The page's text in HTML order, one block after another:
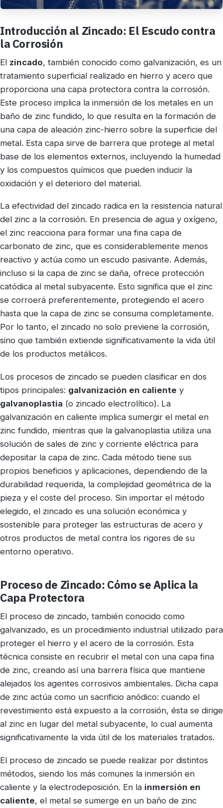
Introducción al Zincado: El Escudo contra
la Corrosión
El zincado, también conocido como galvanización, es un
tratamiento superficial realizado en hierro y acero que
proporciona una capa protectora contra la corrosión.
Este proceso implica la inmersión de los metales en un
baño de zinc fundido, lo que resulta en la formación de
una capa de aleación zinc-hierro sobre la superficie del
metal. Esta capa sirve de barrera que protege al metal
base de los elementos externos, incluyendo la humedad
y los compuestos químicos que pueden inducir la
oxidación y el deterioro del material.
La efectividad del zincado radica en la resistencia natural
del zinc a la corrosión. En presencia de agua y oxígeno,
el zinc reacciona para formar una fina capa de
carbonato de zinc, que es considerablemente menos
reactivo y actúa como un escudo pasivante. Además,
incluso si la capa de zinc se daña, ofrece protección
catódica al metal subyacente. Esto significa que el zinc
se corroerá preferentemente, protegiendo el acero
hasta que la capa de zinc se consuma completamente.
Por lo tanto, el zincado no solo previene la corrosión,
sino que también extiende significativamente la vida útil
de los productos metálicos.
Los procesos de zincado se pueden clasificar en dos
tipos principales: galvanización en caliente y
galvanoplastia (o zincado electrolítico). La
galvanización en caliente implica sumergir el metal en
zinc fundido, mientras que la galvanoplastia utiliza una
solución de sales de zinc y corriente eléctrica para
depositar la capa de zinc. Cada método tiene sus
propios beneficios y aplicaciones, dependiendo de la
durabilidad requerida, la complejidad geométrica de la
pieza y el coste del proceso. Sin importar el método
elegido, el zincado es una solución económica y
sostenible para proteger las estructuras de acero y
otros productos de metal contra los rigores de su
entorno operativo.
Proceso de Zincado: Cómo se Aplica la
Capa Protectora
El proceso de zincado, también conocido como
galvanizado, es un procedimiento industrial utilizado para
proteger el hierro y el acero de la corrosión. Esta
técnica consiste en recubrir el metal con una capa fina
de zinc, creando así una barrera física que mantiene
alejados los agentes corrosivos ambientales. Dicha capa
de zinc actúa como un sacrificio anódico: cuando el
revestimiento está expuesto a la corrosión, ésta se dirige
al zinc en lugar del metal subyacente, lo cual aumenta
significativamente la vida útil de los materiales tratados.
El proceso de zincado se puede realizar por distintos
métodos, siendo los más comunes la inmersión en
caliente y la electrodeposición. En la inmersión en
caliente, el metal se sumerge en un baño de zinc